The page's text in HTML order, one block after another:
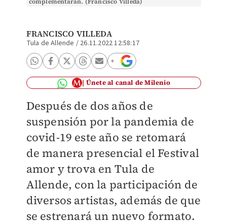
FRANCISCO VILLEDA
Tula de Allende / 26.11.2022 12:58:17
Únete al canal de Milenio
Después de dos años de
suspensión por la pandemia de
covid-19 este año se retomará
de manera presencial el Festival
amor y trova en Tula de
Allende, con la participación de
diversos artistas, además de que
se estrenará un nuevo formato.